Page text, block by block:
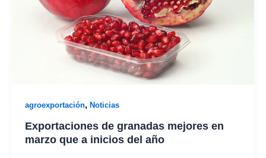
agroexportación, Noticias
Exportaciones de granadas mejores en
marzo que a inicios del año